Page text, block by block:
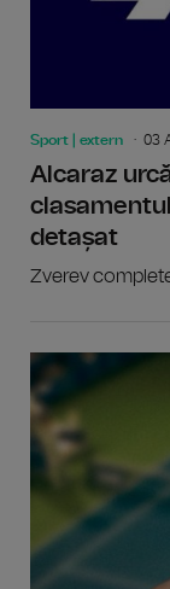
Sport | extern 03
Alcaraz
detașat
Zverev